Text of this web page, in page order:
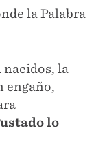
la Palabra
nacidos, la
engaño,
lo